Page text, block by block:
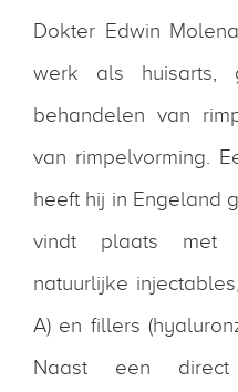
Dokter Edwin
werk als huisarts,
behandelen van
van rimpelvorming.
heeft hij in Engeland
vindt plaats met
natuurlijke
A) en fillers
Naast een